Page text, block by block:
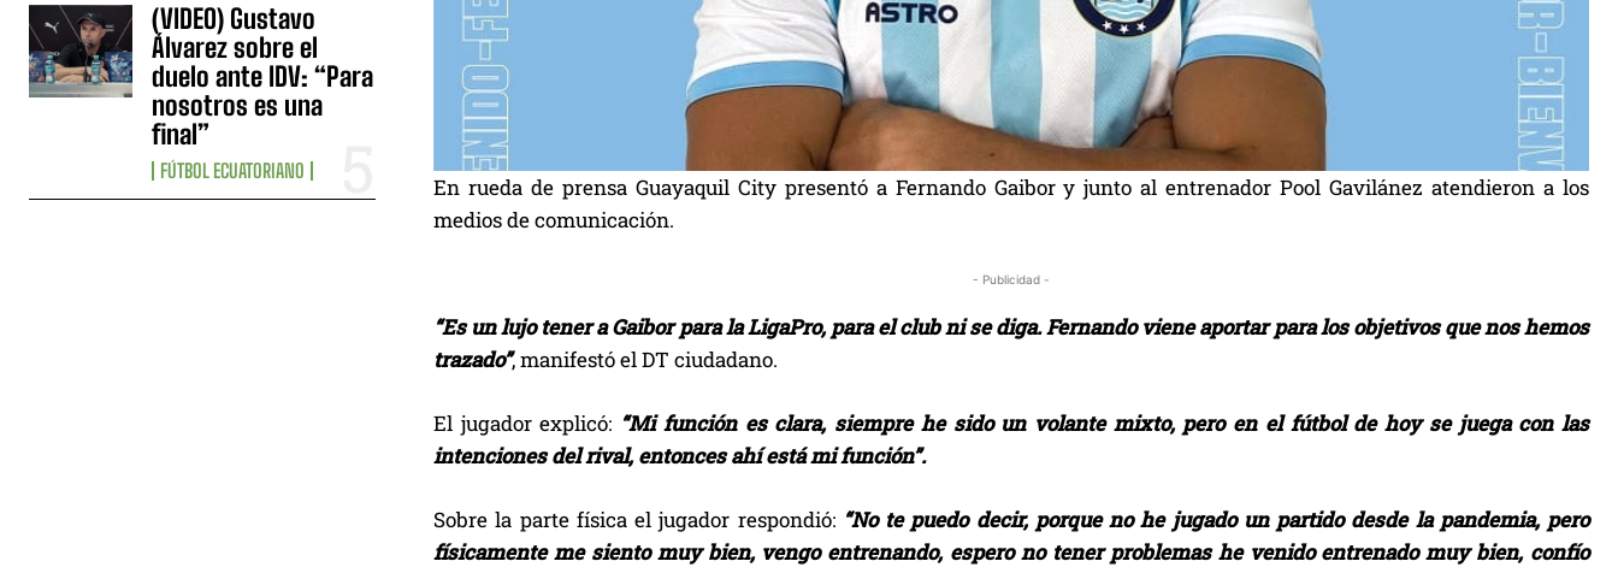
(VIDEO) Gustavo
Álvarez sobre el
duelo ante IDV: “Para
nosotros es una
final”
FÚTBOL ECUATORIANO
En rueda de prensa Guayaquil City presentó a Fernando Gaibor y junto al entrenador Pool Gavilánez atendieron a los
medios de comunicación.
- Publicidad -
“Es un lujo tener a Gaibor para la LigaPro, para el club ni se diga. Fernando viene aportar para los objetivos que nos hemos
trazado”, manifestó el DT ciudadano.
El jugador explicó: “Mi función es clara, siempre he sido un volante mixto, pero en el fútbol de hoy se juega con las
intenciones del rival, entonces ahí está mi función”.
Sobre la parte física el jugador respondió: “No te puedo decir, porque no he jugado un partido desde la pandemia, pero
físicamente me siento muy bien, vengo entrenando, espero no tener problemas he venido entrenado muy bien, confío